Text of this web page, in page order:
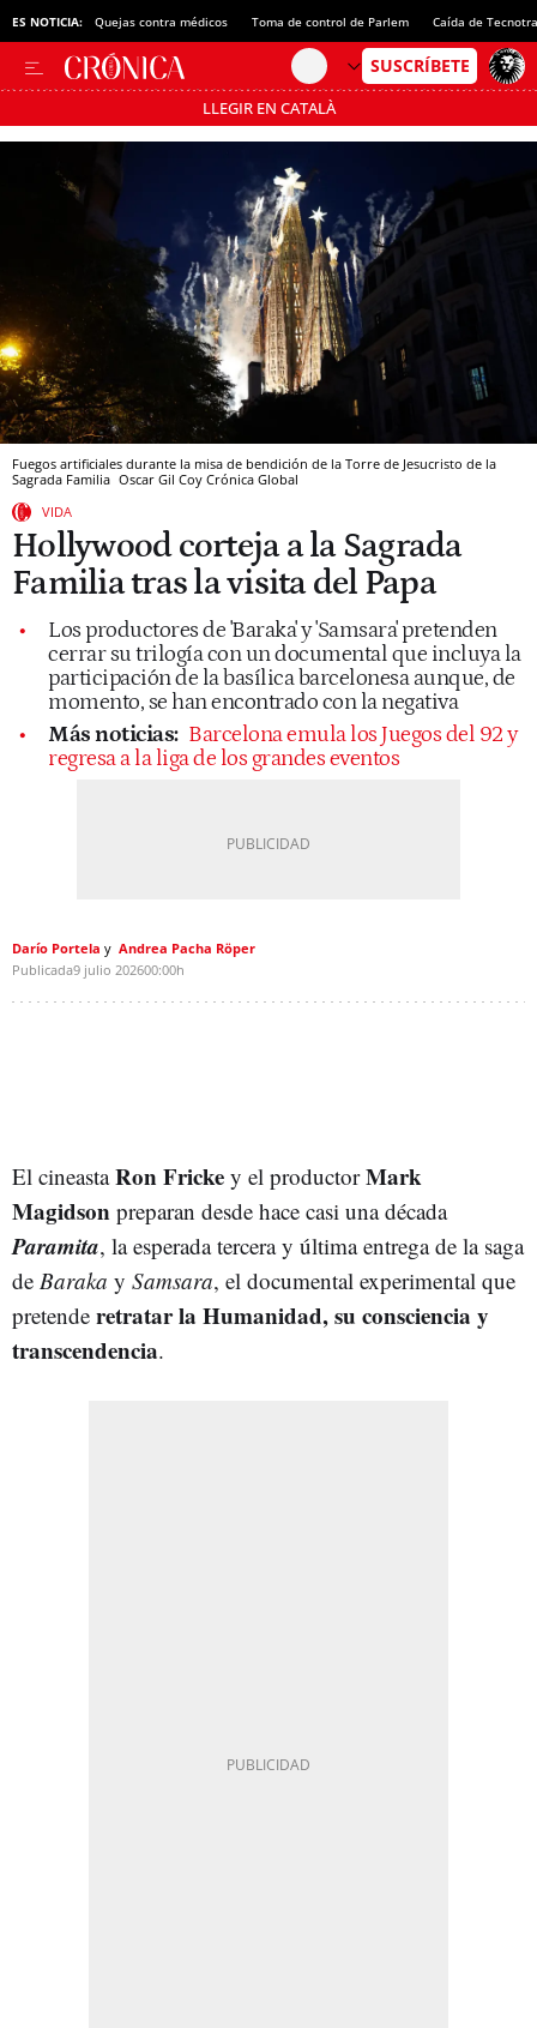
ES NOTICIA: Quejas contra médicos Toma de control de Parlem Caída de
LLEGIR EN CATALÀ
Pásate al MODO AHORRO
Fuegos artificiales durante la misa de bendición de la Torre de Jesucristo de la
Sagrada Familia Oscar Gil Coy Crónica Global
VIDA
Hollywood corteja a la Sagrada
Familia tras la visita del Papa
Los productores de 'Baraka' y 'Samsara' pretenden
cerrar su trilogía con un documental que incluya la
participación de la basílica barcelonesa aunque, de
momento, se han encontrado con la negativa
Más noticias: Barcelona emula los Juegos del 92 y
regresa a la liga de los grandes eventos
Darío Portela
Andrea Pacha Röper
Publicada9 julio 202600:00h
El cineastaRon Fricke y el productorMark
Magidson preparan desde hace casi una década
Paramita, la esperada tercera y última entrega de la saga
de Baraka y Samsara, el documental experimental que
pretende retratar la Humanidad, su consciencia y
transcendencia.